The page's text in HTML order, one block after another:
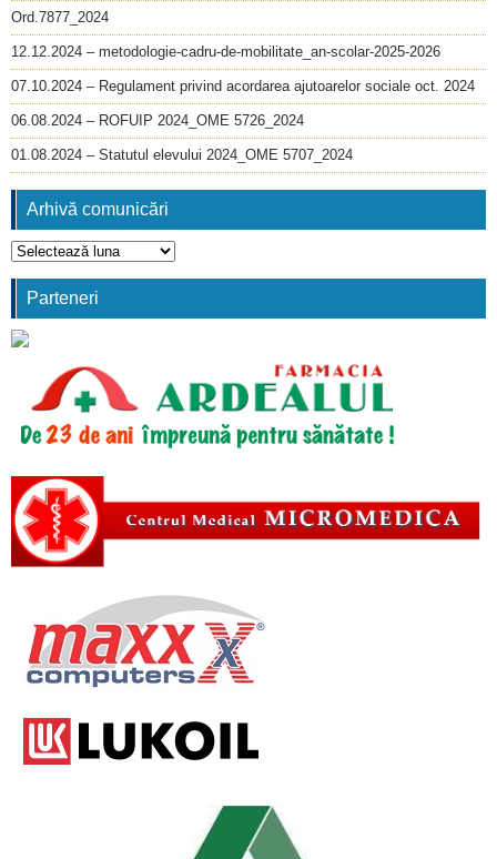
Ord.7877_2024
12.12.2024 – metodologie-cadru-de-mobilitate_an-scolar-2025-2026
07.10.2024 – Regulament privind acordarea ajutoarelor sociale oct. 2024
06.08.2024 – ROFUIP 2024_OME 5726_2024
01.08.2024 – Statutul elevului 2024_OME 5707_2024
Arhivă comunicări
Arhivă
comunicări
Parteneri